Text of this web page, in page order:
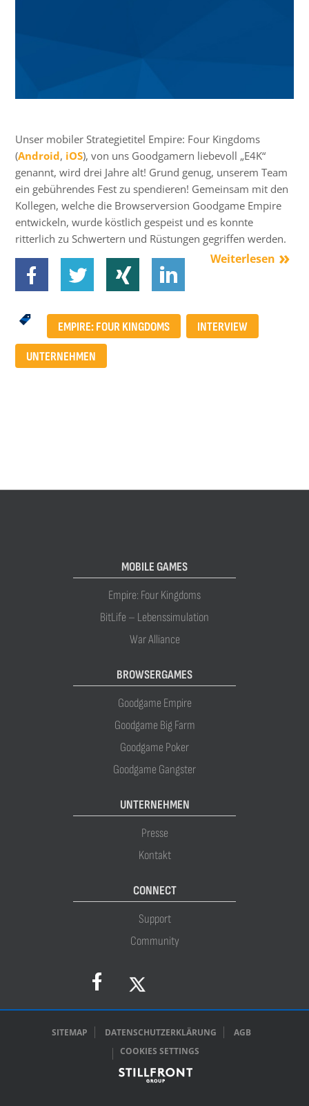
Unser mobiler Strategietitel Empire: Four Kingdoms
(Android, iOS), von uns Goodgamern liebevoll „E4K“
genannt, wird drei Jahre alt! Grund genug, unserem Team
ein gebührendes Fest zu spendieren! Gemeinsam mit den
Kollegen, welche die Browserversion Goodgame Empire
entwickeln, wurde köstlich gespeist und es konnte
ritterlich zu Schwertern und Rüstungen gegriffen werden.
Weiterlesen
EMPIRE: FOUR KINGDOMS INTERVIEW
UNTERNEHMEN
MOBILE GAMES
Empire: Four Kingdoms
BitLife – Lebenssimulation
War Alliance
BROWSERGAMES
Goodgame Empire
Goodgame Big Farm
Goodgame Poker
Goodgame Gangster
UNTERNEHMEN
Presse
Kontakt
CONNECT
Support
Community
SITEMAP DATENSCHUTZERKLÄRUNG
AGB
COOKIES SETTINGS